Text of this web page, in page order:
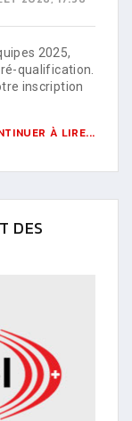
2025,
qualification.
inscription
À LIRE...
DES